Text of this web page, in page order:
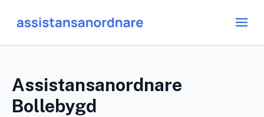
Assistansanordnare
Bollebygd